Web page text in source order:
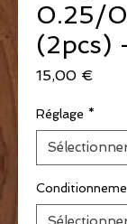
0.25/
(2pcs)
15,00 €
Réglage *